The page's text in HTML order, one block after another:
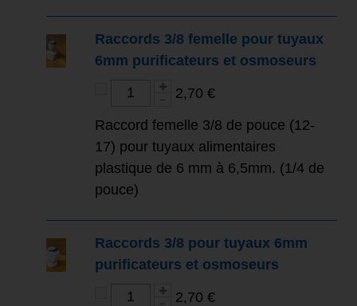
Raccords 3/8 femelle pour tuyaux
6mm purificateurs et osmoseurs
2,70 €
Raccord femelle 3/8 de pouce (12-
17) pour tuyaux alimentaires
plastique de 6 mm à 6,5mm. (1/4 de
pouce)
Raccords 3/8 pour tuyaux 6mm
purificateurs et osmoseurs
2,70 €